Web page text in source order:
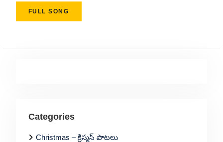
FULL SONG
Categories
Christmas – క్రిస్మస్ పాటలు